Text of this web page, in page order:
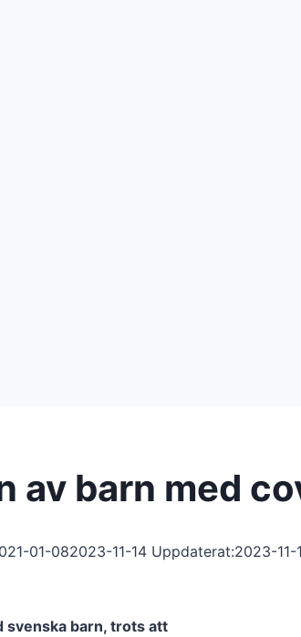
av barn med
01-082023-11-14 Uppdaterat:2023-11-
svenska barn, trots att